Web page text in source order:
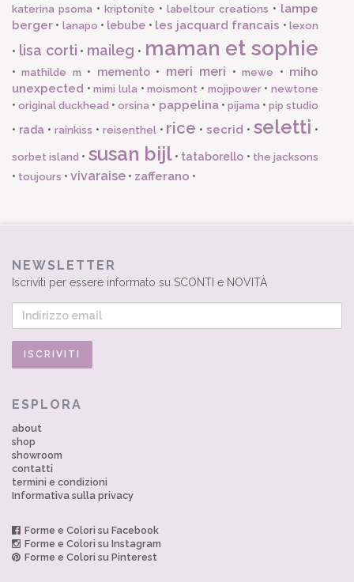
katerina psoma • kriptonite • labeltour creations • lampe
berger • lanapo • lebube • les jacquard francais •lexon
• lisa corti • maileg • maman et sophie
•mathilde m • memento• meri meri •mewe • miho
unexpected •mimi lula •moismont • mojipower•newtone
•original duckhead •orsina • pappelina• pijama • pip studio
• rada • rainkiss • reisenthel• rice •secrid •seletti •
sorbet island • susan bijl• tataborello • the jacksons
• toujours • vivaraise • zafferano •
NEWSLETTER
Iscriviti per essere informato su SCONTI e NOVITÀ
ESPLORA
about
shop
showroom
contatti
termini e condizioni
Informativa sulla privacy
Forme e Colori su Facebook
Forme e Colori su Instagram
Forme e Colori su Pinterest